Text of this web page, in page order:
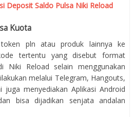
Deposit Saldo Pulsa Niki Reload
Kuota
pln atau produk lainnya ke
tertentu yang disebut format
Niki Reload selain menggunakan
melalui Telegram, Hangouts,
menyediakan Aplikasi Android
bisa dijadikan senjata andalan